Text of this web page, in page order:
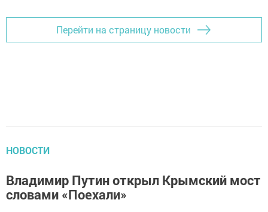
Перейти на страницу новости
НОВОСТИ
Владимир Путин открыл Крымский мост
словами «Поехали»